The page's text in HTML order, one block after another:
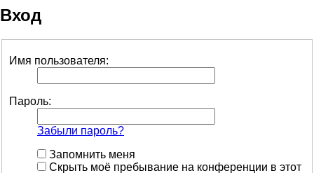
Вход
Имя пользователя:
Пароль:
Забыли пароль?
Запомнить меня
Скрыть моё пребывание на конференции в этот